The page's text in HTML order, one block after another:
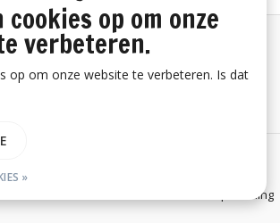
- onderdeel van Uniwork Beroepskleding
op om onze
verbeteren.
op om onze website te verbeteren. Is dat
»